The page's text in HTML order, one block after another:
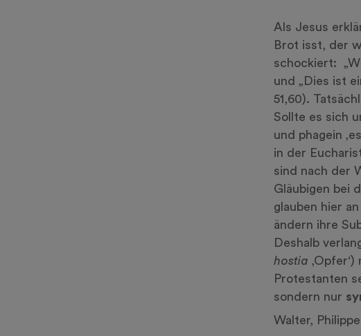
Als Jesus
Brot isst, der
schockiert:
und „Dies ist
51,60).
Sollte es sich
und phagein
in der
sind nach der
Gläubigen bei
glauben hier
ändern ihre
Deshalb
hostia
Protestanten
sondern nur
Walter,